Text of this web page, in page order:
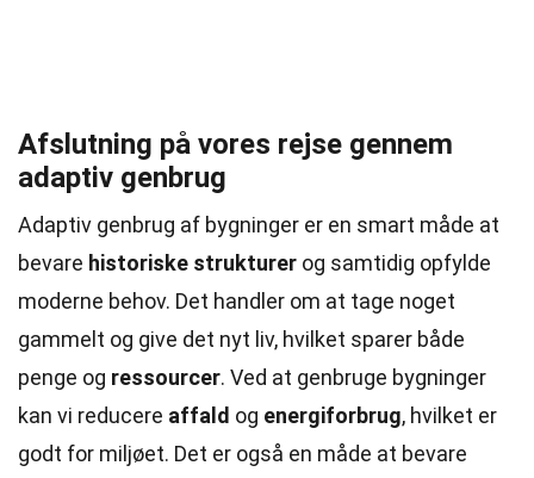
Afslutning på vores rejse gennem
adaptiv genbrug
Adaptiv genbrug af bygninger er en smart måde at
bevare historiske strukturer og samtidig opfylde
moderne behov. Det handler om at tage noget
gammelt og give det nyt liv, hvilket sparer både
penge og ressourcer. Ved at genbruge bygninger
kan vi reducere affald og energiforbrug, hvilket er
godt for miljøet. Det er også en måde at bevare